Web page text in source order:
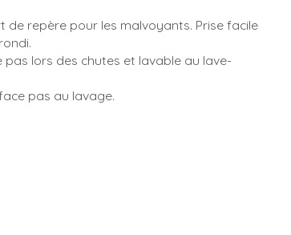
repère pour les malvoyants. Prise facile
lors des chutes et lavable au lave-
pas au lavage.